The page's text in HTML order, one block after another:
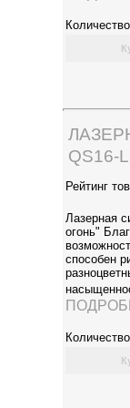
Рейтинг
Лазерная
огонь"
способен